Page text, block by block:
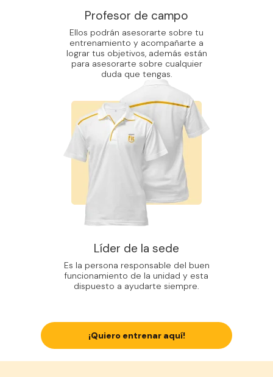
Profesor de campo
Ellos podrán asesorarte sobre tu
entrenamiento y acompañarte a
lograr tus objetivos, además están
para asesorarte sobre cualquier
duda que tengas.
Líder de la sede
Es la persona responsable del buen
funcionamiento de la unidad y esta
dispuesto a ayudarte siempre.
¡Quiero entrenar aquí!